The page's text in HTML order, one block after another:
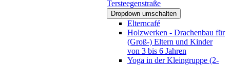
Tersteegenstraße
Dropdown umschalten
Elterncafé
Holzwerken - Drachenbau für
(Groß-) Eltern und Kinder
von 3 bis 6 Jahren
Yoga in der Kleingruppe (2-